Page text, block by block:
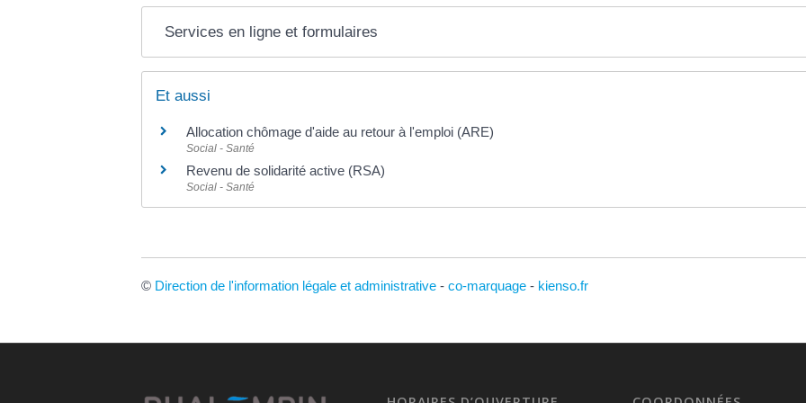
Services en ligne et formulaires
Et aussi
Allocation chômage d'aide au retour à l'emploi (ARE)
Social - Santé
Revenu de solidarité active (RSA)
Social - Santé
© Direction de l'information légale et administrative - co-marquage - kienso.fr